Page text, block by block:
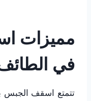
مميزات
في
تتمتع اسقف الجبس